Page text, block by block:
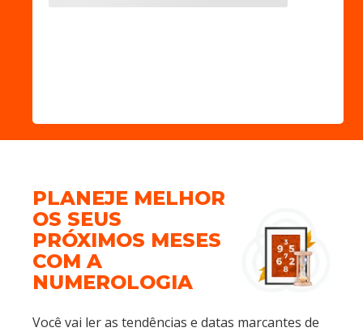
PLANEJE MELHOR
OS SEUS
PRÓXIMOS MESES
COM A
NUMEROLOGIA
Você vai ler as tendências e datas marcantes de